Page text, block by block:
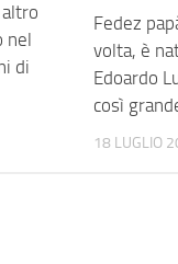
nel
di
Fedez
volta, è
Edoardo
così
18 LUGLIO